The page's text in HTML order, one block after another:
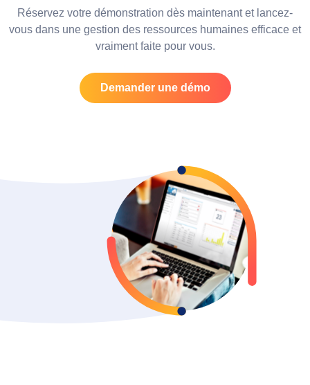
Réservez votre démonstration dès maintenant et lancez-
vous dans une gestion des ressources humaines efficace et
vraiment faite pour vous.
Demander une démo